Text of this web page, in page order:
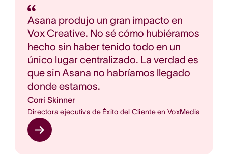
Asana produjo un gran impacto en
Vox Creative. No sé cómo hubiéramos
hecho sin haber tenido todo en un
único lugar centralizado. La verdad es
que sin Asana no habríamos llegado
donde estamos.
Corri Skinner
Directora ejecutiva de Éxito del Cliente en VoxMedia